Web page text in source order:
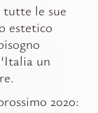
tutte le sue
estetico
un
2020: